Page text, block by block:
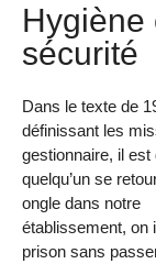
Hygiène
sécurité
Dans le texte de
définissant les
gestionnaire, il est
quelqu’un se
ongle dans notre
établissement, on
prison sans